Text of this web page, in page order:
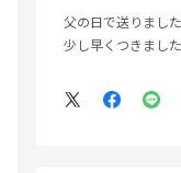
父の日で送りました
少し早くつきまし